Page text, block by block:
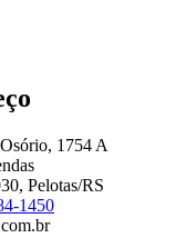
1754 A
Pelotas/RS
1450